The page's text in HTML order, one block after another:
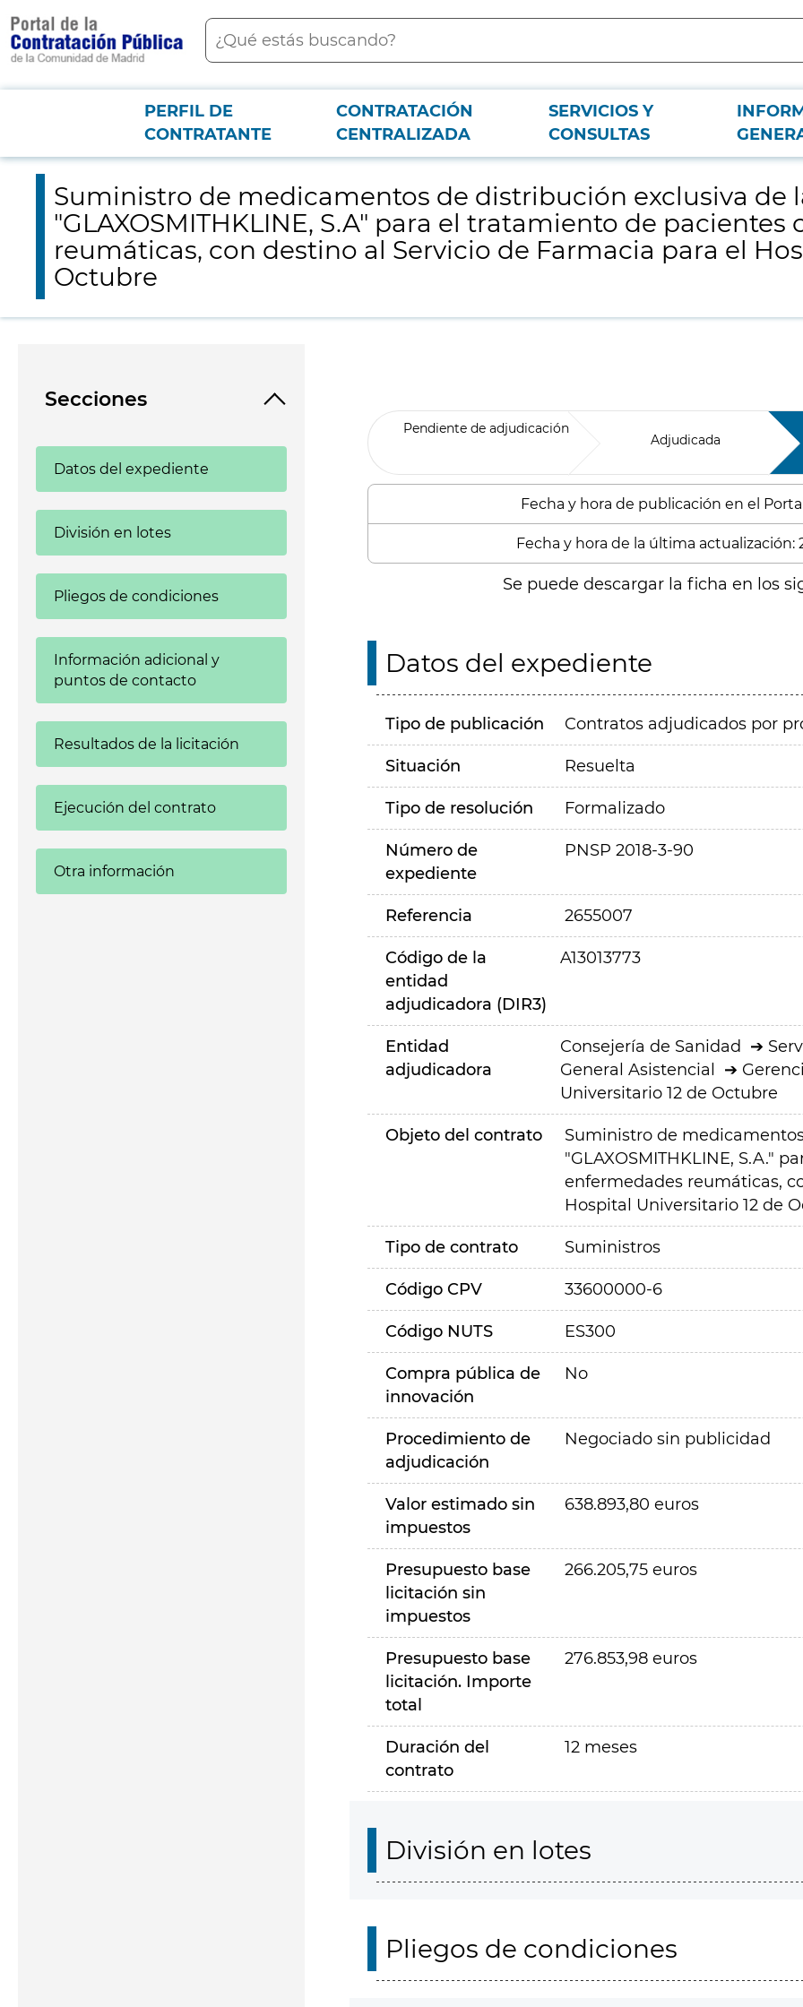
contenido
principal
Buscar
Menú PCON
PERFIL DE
CONTRATANTE
CONTRATACIÓN
CENTRALIZADA
SERVICIOS Y
CONSULTAS
Suministro de medicamentos de distribución exclusiva de la firma "GLAXOSMITHKLINE, S.A" para el tratamiento de pacientes con
Universitario 12 de Octubre
Suministro de medicamentos de distribución exclusiva de
"GLAXOSMITHKLINE, S.A" para el tratamiento de
reumáticas, con destino al Servicio de Farmacia para el
Octubre
Secciones
Datos del expediente
División en lotes
Pliegos de condiciones
Información adicional y
puntos de contacto
Resultados de la licitación
Ejecución del contrato
Otra información
Pendiente de adjudicación
Adjudicada
Fecha y hora de publicación en el
Fecha y hora de la última actualización:
Se puede descargar la ficha en los
Datos del expediente
Tipo de publicación Contratos adjudicados por
Situación Resuelta
Tipo de resolución Formalizado
Número de
expediente
PNSP 2018-3-90
Referencia 2655007
Código de la
entidad
adjudicadora (DIR3)
A13013773
Entidad
adjudicadora
Consejería de Sanidad
General Asistencial
Universitario 12 de Octubre
Objeto del contrato
Suministro de
"GLAXOSMITHKLINE, S.A."
enfermedades reumáticas,
Hospital Universitario 12 de
Tipo de contrato Suministros
Código CPV 33600000-6
Código NUTS ES300
Compra pública de
innovación
No
Procedimiento de
adjudicación
Negociado sin publicidad
Valor estimado sin
impuestos
638.893,80 euros
Presupuesto base
licitación sin
impuestos
266.205,75 euros
Presupuesto base
licitación. Importe
total
276.853,98 euros
Duración del
contrato
12 meses
División en lotes
Pliegos de condiciones